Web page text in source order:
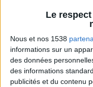
Le
Nous et nos 1538
informations sur un
des données
des informations
publicités et du contenu
Savane, LU,
Webinaires